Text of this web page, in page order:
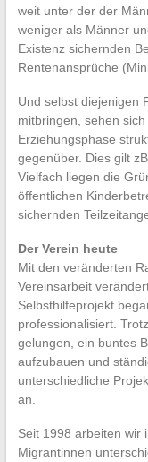
weit unter der der
weniger als Männer
Existenz sichernden
Rentenansprüche
Und selbst diejenigen
mitbringen, sehen
Erziehungsphase
gegenüber. Dies gilt
Vielfach liegen die
öffentlichen
sichernden
Der Verein heute
Mit den veränderten
Vereinsarbeit
Selbsthilfeprojekt
professionalisiert.
gelungen, ein buntes
aufzubauen und
unterschiedliche
an.
Seit 1998 arbeiten wir
Migrantinnen